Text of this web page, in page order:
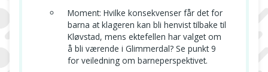
Moment: Hvilke konsekvenser får det for
barna at klageren kan bli henvist tilbake til
Kløvstad, mens ektefellen har valget om
å bli værende i Glimmerdal? Se punkt 9
for veiledning om barneperspektivet.